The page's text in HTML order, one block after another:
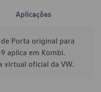
Aplicações
Porta original para
aplica em Kombi.
virtual oficial da VW.